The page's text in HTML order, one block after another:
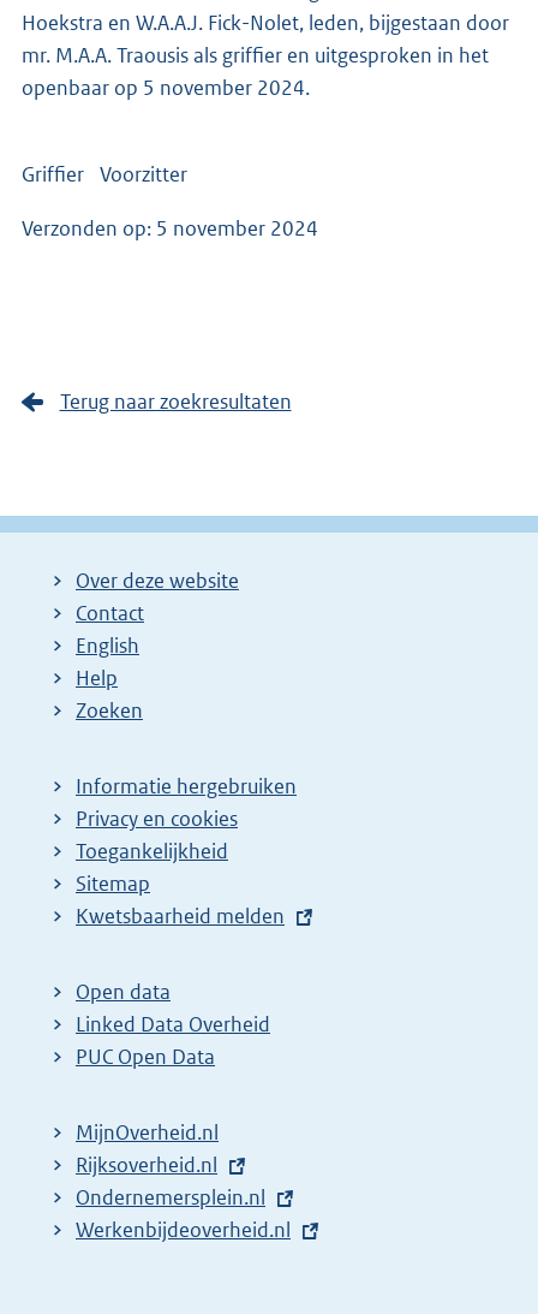
Hoekstra en W.A.A.J. Fick-Nolet, leden, bijgestaan door
mr. M.A.A. Traousis als griffier en uitgesproken in het
openbaar op 5 november 2024.
Griffier Voorzitter
Verzonden op: 5 november 2024
Terug naar zoekresultaten
Over deze website
Contact
English
Help
Zoeken
Informatie hergebruiken
Privacy en cookies
Toegankelijkheid
Sitemap
E
t
e
r
l
i
n
k
Kwetsbaarheid melden
Open data
Linked Data Overheid
PUC Open Data
MijnOverheid.nl
E
x
t
Rijksoverheid.nl
E
x
Ondernemersplein.nl
E
Werkenbijdeoverheid.nl